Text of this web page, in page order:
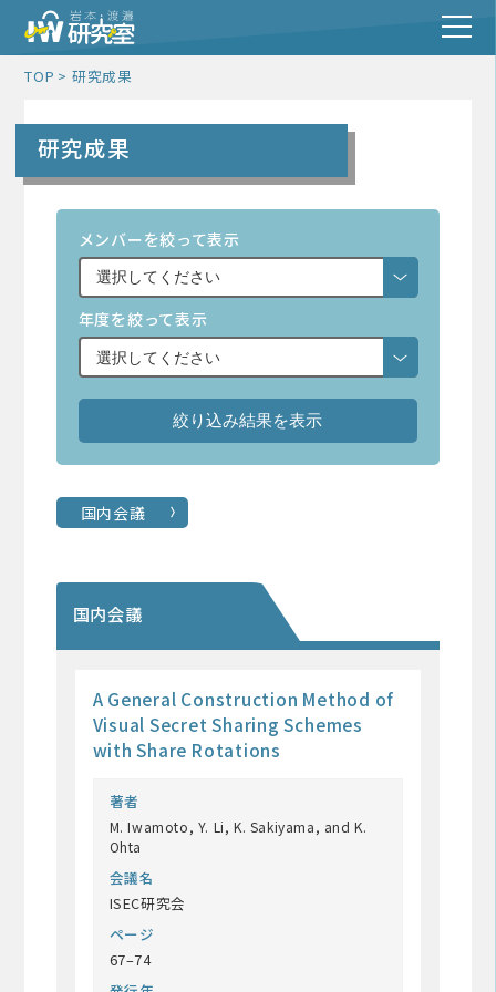
TOP 研究成果
研究成果
メンバーを絞って表示
年度を絞って表示
国内会議
国内会議
A General Construction Method of
Visual Secret Sharing Schemes
with Share Rotations
著者
M. Iwamoto, Y. Li, K. Sakiyama, and K.
Ohta
会議名
ISEC研究会
ページ
67–74